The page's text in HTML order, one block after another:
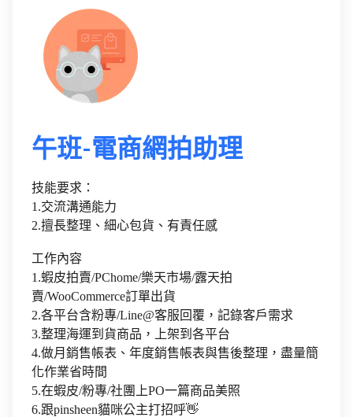
午班-電商網拍助理
技能要求：
1.交流溝通能力
2.擅長整理、細心包貨、有責任感
工作內容
1.蝦皮拍賣/PChome/樂天市場/露天拍
賣/WooCommerce訂單出貨
2.各平台含粉專/Line@客服回覆，記錄客戶需求
3.整理海運到貨商品，上架到各平台
4.做月銷售帳表、年度銷售帳表與售後整理，盡量簡
化作業省時間
5.在蝦皮/粉專/社團上PO一篇商品美照
6.跟pinsheen貓咪公主打招呼👋